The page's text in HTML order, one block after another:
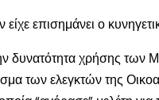
επισημάνει ο
δυνατότητα χρήσης
των ελεγκτών της